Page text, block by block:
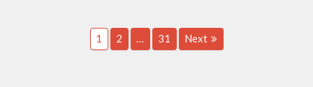
Page
1 Page
2 … Page
31 Next